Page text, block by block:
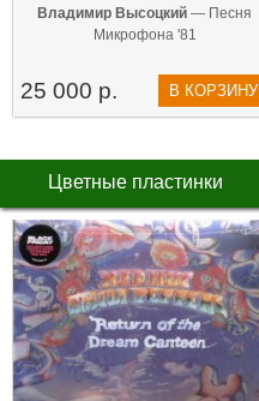
Владимир Высоцкий — Песня
Микрофона '81
25 000 р. В КОРЗИНУ
Цветные пластинки